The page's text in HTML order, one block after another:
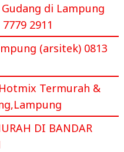
di Lampung
2911
(arsitek) 0813
Hotmix Termurah &
DI BANDAR